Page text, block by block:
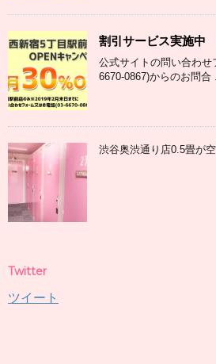
割引サービス実施中
公式サイトの問い合わせ
6670-0867)からのお問合
渋谷奥渋通り店0.5畳が
Twitter
ツイート